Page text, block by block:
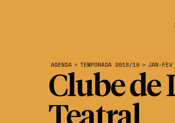
Clube de
AGENDA > TEMPORADA 2018/19 > JAN-FEV